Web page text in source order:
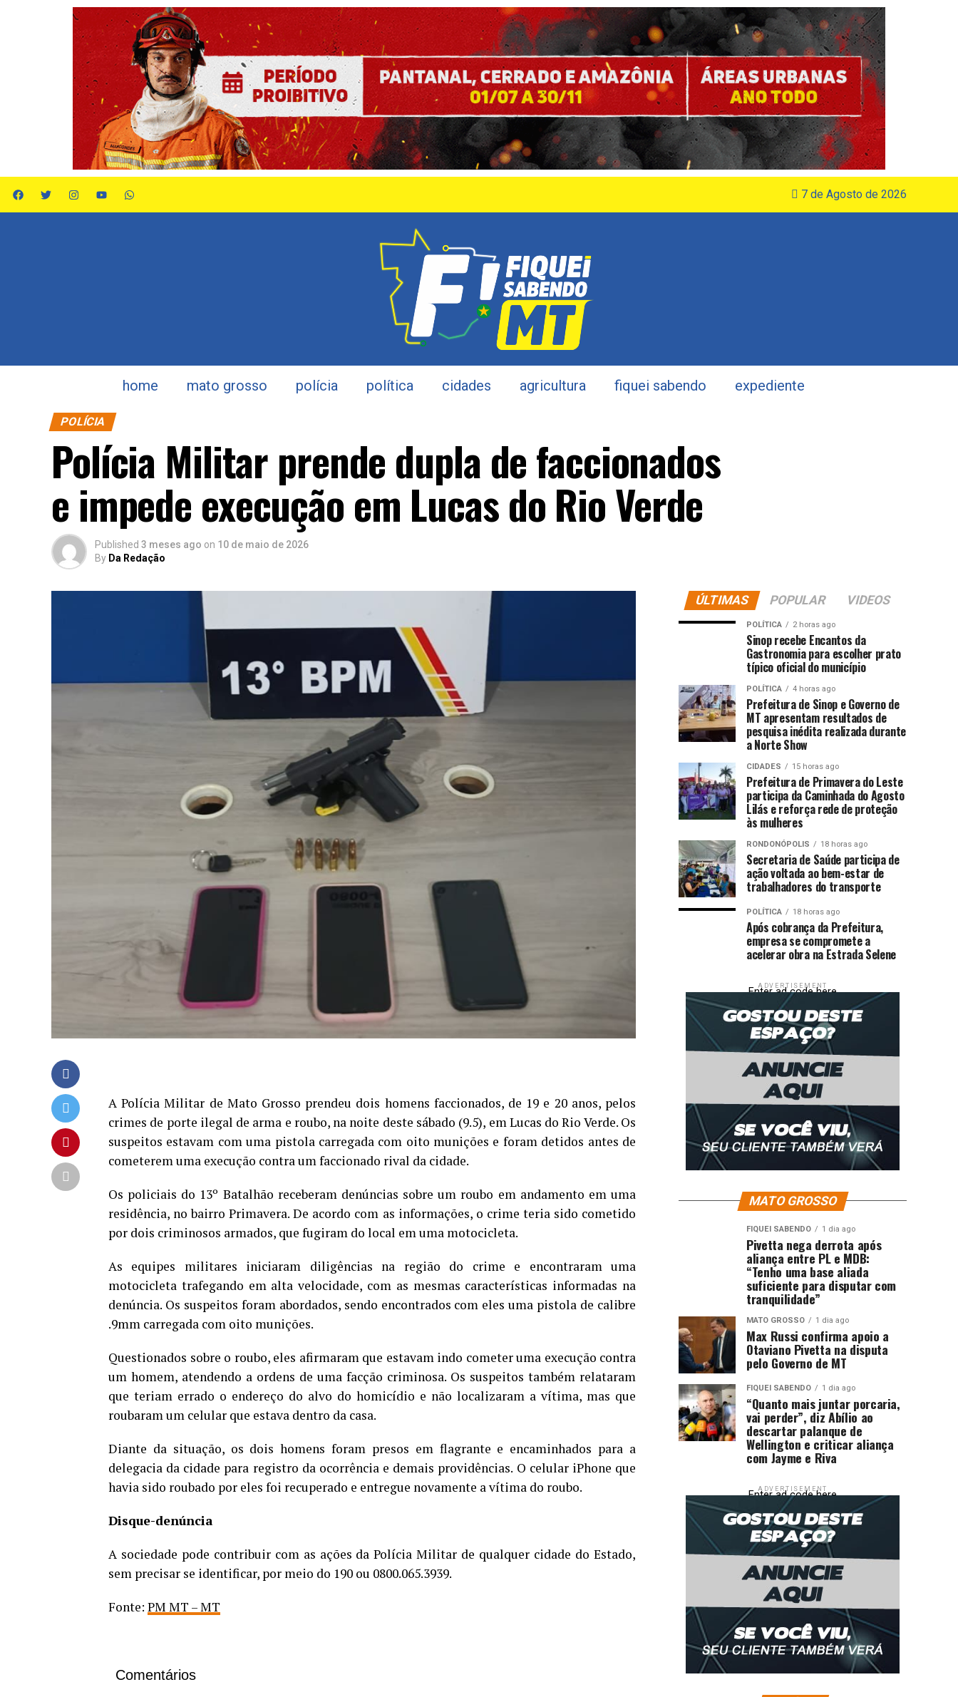
7 de Agosto de 2026
home mato grosso polícia política cidades agricultura fiquei sabendo expediente
POLÍCIA
Polícia Militar prende dupla de faccionados
e impede execução em Lucas do Rio Verde
Published 3 meses ago on 10 de maio de 2026
By Da Redação
A Polícia Militar de Mato Grosso prendeu dois homens faccionados, de 19 e 20 anos, pelos
crimes de porte ilegal de arma e roubo, na noite deste sábado (9.5), em Lucas do Rio Verde. Os
suspeitos estavam com uma pistola carregada com oito munições e foram detidos antes de
cometerem uma execução contra um faccionado rival da cidade.
Os policiais do 13º Batalhão receberam denúncias sobre um roubo em andamento em uma
residência, no bairro Primavera. De acordo com as informações, o crime teria sido cometido
por dois criminosos armados, que fugiram do local em uma motocicleta.
As equipes militares iniciaram diligências na região do crime e encontraram uma
motocicleta trafegando em alta velocidade, com as mesmas características informadas na
denúncia. Os suspeitos foram abordados, sendo encontrados com eles uma pistola de calibre
.9mm carregada com oito munições.
Questionados sobre o roubo, eles afirmaram que estavam indo cometer uma execução contra
um homem, atendendo a ordens de uma facção criminosa. Os suspeitos também relataram
que teriam errado o endereço do alvo do homicídio e não localizaram a vítima, mas que
roubaram um celular que estava dentro da casa.
Diante da situação, os dois homens foram presos em flagrante e encaminhados para a
delegacia da cidade para registro da ocorrência e demais providências. O celular iPhone que
havia sido roubado por eles foi recuperado e entregue novamente a vítima do roubo.
Disque-denúncia
A sociedade pode contribuir com as ações da Polícia Militar de qualquer cidade do Estado,
sem precisar se identificar, por meio do 190 ou 0800.065.3939.
Fonte: PM MT – MT
Comentários
ÚLTIMAS POPULAR VIDEOS
POLÍTICA 2 horas ago
Sinop recebe Encantos da
Gastronomia para escolher prato
típico oficial do município
POLÍTICA 4 horas ago
Prefeitura de Sinop e Governo de
MT apresentam resultados de
pesquisa inédita realizada durante
a Norte Show
CIDADES 15 horas ago
Prefeitura de Primavera do Leste
participa da Caminhada do Agosto
Lilás e reforça rede de proteção
às mulheres
RONDONÓPOLIS 18 horas ago
Secretaria de Saúde participa de
ação voltada ao bem-estar de
trabalhadores do transporte
POLÍTICA 18 horas ago
Após cobrança da Prefeitura,
empresa se compromete a
acelerar obra na Estrada Selene
ADVERTISEMENT
Enter ad code here
MATO GROSSO
FIQUEI SABENDO 1 dia ago
Pivetta nega derrota após
aliança entre PL e MDB:
“Tenho uma base aliada
suficiente para disputar com
tranquilidade”
MATO GROSSO 1 dia ago
Max Russi confirma apoio a
Otaviano Pivetta na disputa
pelo Governo de MT
FIQUEI SABENDO 1 dia ago
“Quanto mais juntar porcaria,
vai perder”, diz Abílio ao
descartar palanque de
Wellington e criticar aliança
com Jayme e Riva
ADVERTISEMENT
Enter ad code here